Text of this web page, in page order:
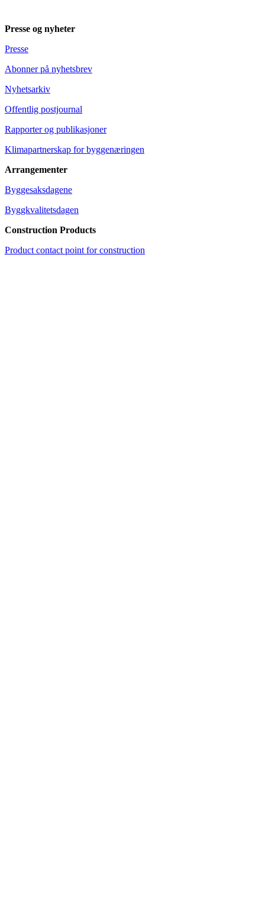
Presse og nyheter
Presse
Abonner på nyhetsbrev
Nyhetsarkiv
Offentlig postjournal
Rapporter og publikasjoner
Klimapartnerskap for byggenæringen
Arrangementer
Byggesaksdagene
Byggkvalitetsdagen
Construction Products
Product contact point for construction